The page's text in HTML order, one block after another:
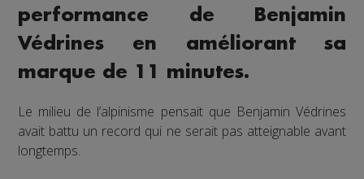
performance de Benjamin
Védrines en améliorant sa
marque de 11 minutes.
Le milieu de l’alpinisme pensait que Benjamin Védrines
avait battu un record qui ne serait pas atteignable avant
longtemps.